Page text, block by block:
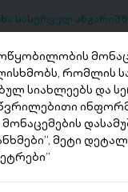
სასურველ
რომლის
სიახლეებს და
მონაცემების
მეტი